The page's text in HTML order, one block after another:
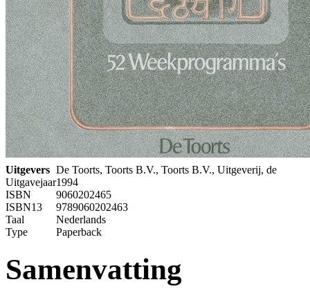
Uitgevers De Toorts, Toorts B.V., Toorts B.V., Uitgeverij, de
Uitgavejaar1994
ISBN
9060202465
ISBN13
9789060202463
Taal
Nederlands
Type
Paperback
Samenvatting